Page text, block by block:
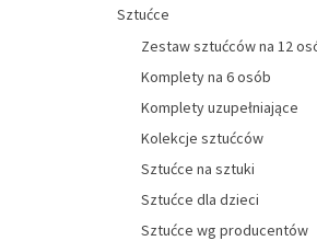
Sztućce
Zestaw sztućców na 12
Komplety na 6 osób
Komplety uzupełniające
Kolekcje sztućców
Sztućce na sztuki
Sztućce dla dzieci
Sztućce wg producentów